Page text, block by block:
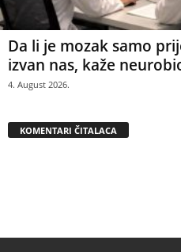
Da li je mozak samo
izvan nas, kaže
4. August 2026.
KOMENTARI ČITALACA